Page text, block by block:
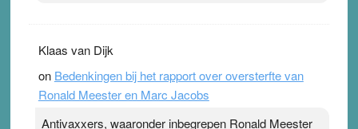
Klaas van Dijk
on Bedenkingen bij het rapport over oversterfte van
Ronald Meester en Marc Jacobs
Antivaxxers, waaronder inbegrepen Ronald Meester